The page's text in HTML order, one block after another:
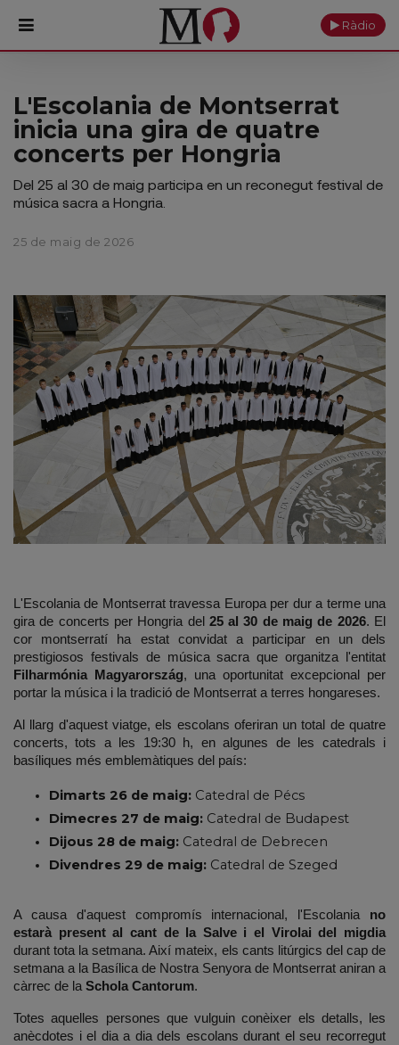
PORTADA
Monestir
Cultura
Visita'ns
Ofrenes
Reserves
Ràdio
L'Escolania de Montserrat
inicia una gira de quatre
concerts per Hongria
Del 25 al 30 de maig participa en un reconegut festival de
música sacra a Hongria.
25 de maig de 2026
L'Escolania de Montserrat travessa Europa per dur a terme una
gira de concerts per Hongria del 25 al 30 de maig de 2026. El
cor montserratí ha estat convidat a participar en un dels
Filharmónia Magyarország, una oportunitat excepcional per
portar la música i la tradició de Montserrat a terres hongareses.
Al llarg d'aquest viatge, els escolans oferiran un total de quatre
concerts, tots a les 19:30 h, en algunes de les catedrals i
basíliques més emblemàtiques del país:
Dimarts 26 de maig: Catedral de Pécs
Dimecres 27 de maig: Catedral de Budapest
Dijous 28 de maig: Catedral de Debrecen
Divendres 29 de maig: Catedral de Szeged
A causa d'aquest compromís internacional, l'Escolania no
estarà present al cant de la Salve i el Virolai del migdia
durant tota la setmana. Així mateix, els cants litúrgics del cap de
setmana a la Basílica de Nostra Senyora de Montserrat aniran a
càrrec de la Schola Cantorum.
Totes aquelles persones que vulguin conèixer els detalls, les
anècdotes i el dia a dia dels escolans durant el seu recorregut